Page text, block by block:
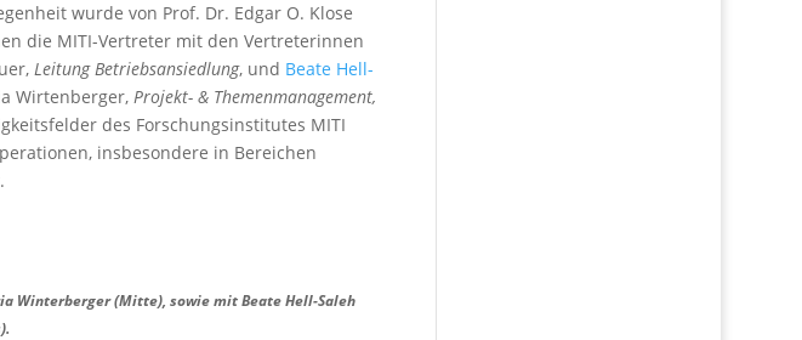
wurde von Prof. Dr. Edgar O. Klose
die MITI-Vertreter mit den Vertreterinnen
Leitung Betriebsansiedlung, und Beate Hell-
Wirtenberger,Projekt- & Themenmanagement,
des Forschungsinstitutes MITI
insbesondere in Bereichen
Winterberger (Mitte), sowie mit Beate Hell-Saleh